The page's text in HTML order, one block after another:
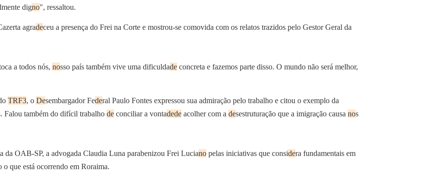
digno", ressaltou.
agradeceu a presença do Frei na Corte e mostrou-se comovida com os relatos trazidos pelo Gestor Geral da
a todos nós, nosso país também vive uma dificuldade concreta e fazemos parte disso. O mundo não será melhor,
TRF3, o Desembargador Federal Paulo Fontes expressou sua admiração pelo trabalho e citou o exemplo da
Falou também do difícil trabalho de conciliar a vontadede acolher com a desestruturação que a imigração causa nos
da OAB-SP, a advogada Claudia Luna parabenizou Frei Luciano pelas iniciativas que considera fundamentais em
o que está ocorrendo em Roraima.